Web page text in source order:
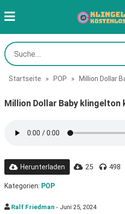
Startseite » POP » Million Dollar
Million Dollar Baby klingelton
Herunterladen 25 498
Kategorien: POP
Ralf Friedman - Juni 25, 2024